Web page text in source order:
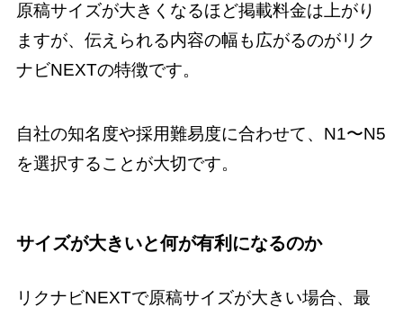
原稿サイズが大きくなるほど掲載料金は上がり
ますが、伝えられる内容の幅も広がるのがリク
ナビNEXTの特徴です。
自社の知名度や採用難易度に合わせて、N1〜N5
を選択することが大切です。
サイズが大きいと何が有利になるのか
リクナビNEXTで原稿サイズが大きい場合、最